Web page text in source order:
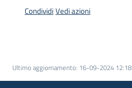
per
temi
CondividiVedi azioni
Ultimo aggiornamento: 16-09-2024 12:18